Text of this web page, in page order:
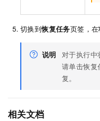
切换到恢复任务页签，在
说明
对于执行中
请单击恢复
复。
相关文档